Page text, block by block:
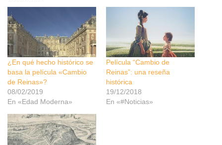
¿En qué hecho histórico se
basa la película «Cambio
de Reinas»?
08/02/2019
En «Edad Moderna»
Película “Cambio de
Reinas”: una reseña
histórica
19/12/2018
En «#Noticias»